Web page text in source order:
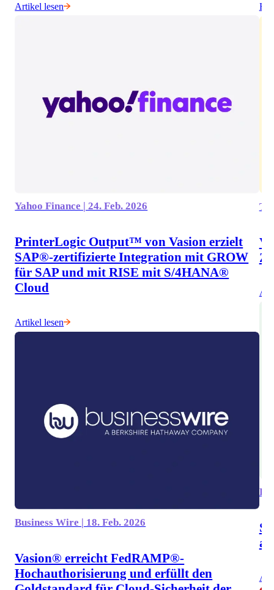
Artikel lesen
Yahoo Finance | 24. Feb. 2026
PrinterLogic Output™ von Vasion erzielt
SAP®-zertifizierte Integration mit GROW
für SAP und mit RISE mit S/4HANA®
Cloud
Artikel lesen
Business Wire | 18. Feb. 2026
Vasion® erreicht FedRAMP®-
Hochauthorisierung und erfüllt den